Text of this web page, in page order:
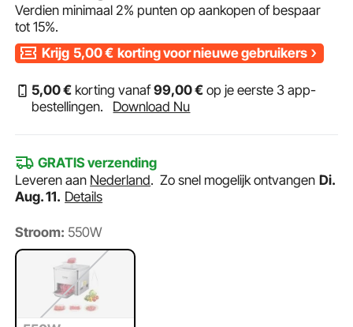
Verdien minimaal2% punten op aankopen of bespaar
tot15%.
Krijg 5,00€ korting voor nieuwe gebruikers
5,00€ korting vanaf99,00€ op je eerste 3 app-
bestellingen.
Download Nu
GRATIS verzending
Leveren aan Nederland.Zo snel mogelijk ontvangen Di.
Aug. 11. Details
Stroom: 550W